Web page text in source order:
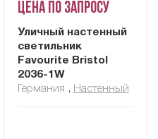
Цена по запросу
Уличный настенный
светильник
Favourite Bristol
2036-1W
Германия , Настенный